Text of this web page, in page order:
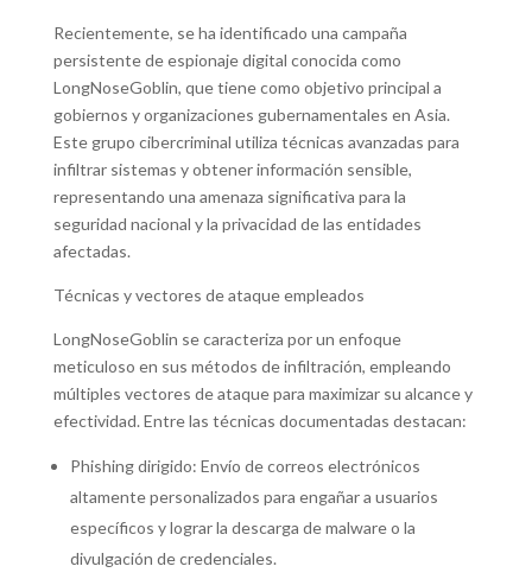
Recientemente, se ha identificado una campaña
persistente de espionaje digital conocida como
LongNoseGoblin, que tiene como objetivo principal a
gobiernos y organizaciones gubernamentales en Asia.
Este grupo cibercriminal utiliza técnicas avanzadas para
infiltrar sistemas y obtener información sensible,
representando una amenaza significativa para la
seguridad nacional y la privacidad de las entidades
afectadas.
Técnicas y vectores de ataque empleados
LongNoseGoblin se caracteriza por un enfoque
meticuloso en sus métodos de infiltración, empleando
múltiples vectores de ataque para maximizar su alcance y
efectividad. Entre las técnicas documentadas destacan:
Phishing dirigido: Envío de correos electrónicos
altamente personalizados para engañar a usuarios
específicos y lograr la descarga de malware o la
divulgación de credenciales.